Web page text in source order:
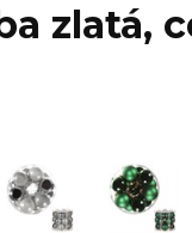
zlatá,